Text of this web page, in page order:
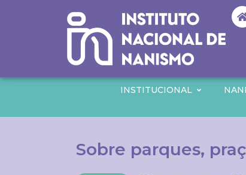
INSTITUCIONAL
Sobre parques,